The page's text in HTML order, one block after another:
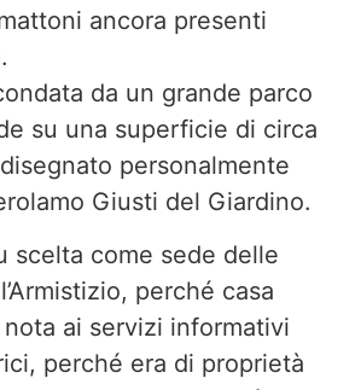
ancora presenti
da un grande parco
su una superficie di circa
personalmente
Giusti del Giardino.
scelta come sede delle
perché casa
ai servizi informativi
perché era di proprietà